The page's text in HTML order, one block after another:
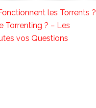
les Torrents ?
Torrenting ? – Les
vos Questions